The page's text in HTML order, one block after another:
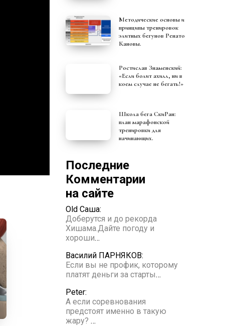
Методические основы и
принципы тренировок
элитных бегунов Ренато
Кановы.
Ростислав Знаменский:
«Если болит ахилл, ни в
коем случае не бегать!»
Школа бега СкиРан:
план марафонской
тренировки для
начинающих.
Последние
Комментарии
на сайте
Old Саша:
Доберутся и до рекорда
Хишама.Дайте погоду и
хороши…
Василий ПАРНЯКОВ:
Если вы не профик, которому
платят деньги за старты…
Peter:
А если соревнования
предстоят именно в такую
жару? …